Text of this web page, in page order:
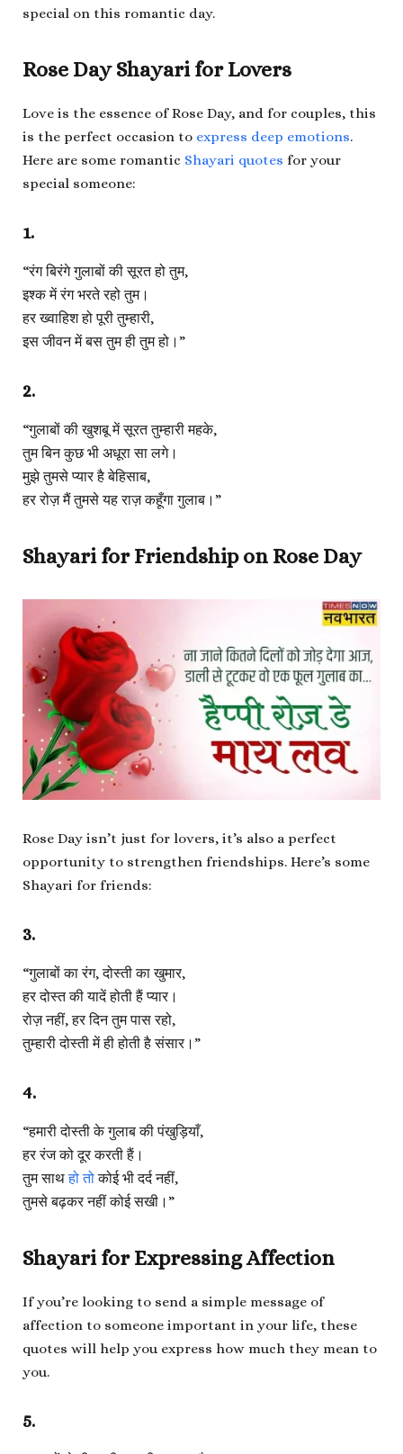
special on this romantic day.
Rose Day Shayari for Lovers
Love is the essence of Rose Day, and for couples, this
is the perfect occasion to express deep emotions.
Here are some romantic Shayari quotes for your
special someone:
1.
“रंग बिरंगे गुलाबों की सूरत हो तुम,
इश्क में रंग भरते रहो तुम।
हर ख्वाहिश हो पूरी तुम्हारी,
इस जीवन में बस तुम ही तुम हो।”
2.
“गुलाबों की खुशबू में सूरत तुम्हारी महके,
तुम बिन कुछ भी अधूरा सा लगे।
मुझे तुमसे प्यार है बेहिसाब,
हर रोज़ मैं तुमसे यह राज़ कहूँगा गुलाब।”
Shayari for Friendship on Rose Day
Rose Day isn’t just for lovers, it’s also a perfect
opportunity to strengthen friendships. Here’s some
Shayari for friends:
3.
“गुलाबों का रंग, दोस्ती का खुमार,
हर दोस्त की यादें होती हैं प्यार।
रोज़ नहीं, हर दिन तुम पास रहो,
तुम्हारी दोस्ती में ही होती है संसार।”
4.
“हमारी दोस्ती के गुलाब की पंखुड़ियाँ,
हर रंज को दूर करती हैं।
तुम साथहो तोकोई भी दर्द नहीं,
तुमसे बढ़कर नहीं कोई सखी।”
Shayari for Expressing Affection
If you’re looking to send a simple message of
affection to someone important in your life, these
quotes will help you express how much they mean to
you.
5.